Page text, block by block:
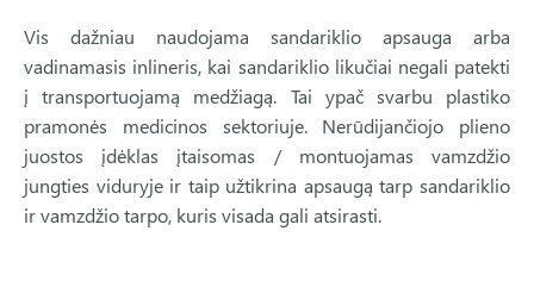
Vis dažniau naudojama sandariklio apsauga arba
vadinamasis inlineris, kai sandariklio likučiai negali patekti
į transportuojamą medžiagą. Tai ypač svarbu plastiko
pramonės medicinos sektoriuje. Nerūdijančiojo plieno
juostos įdėklas įtaisomas / montuojamas vamzdžio
jungties viduryje ir taip užtikrina apsaugą tarp sandariklio
ir vamzdžio tarpo, kuris visada gali atsirasti.